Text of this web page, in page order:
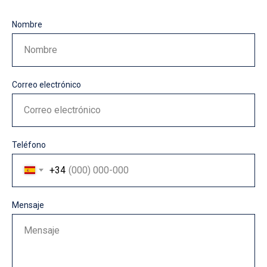
Nombre
Nombre
Correo electrónico
Correo electrónico
Teléfono
+34
Mensaje
Mensaje